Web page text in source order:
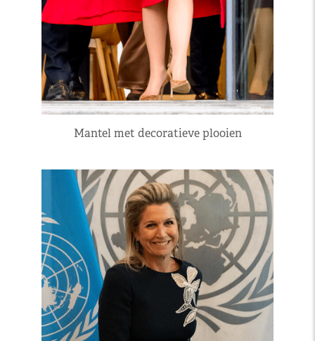
Mantel met decoratieve plooien